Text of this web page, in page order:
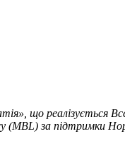
що реалізується
за підтримки